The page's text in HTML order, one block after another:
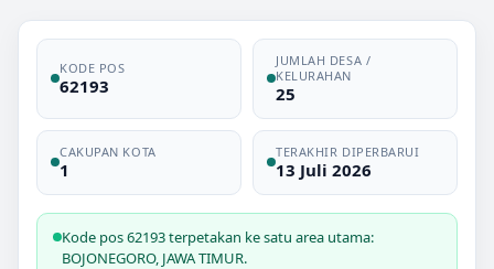
KODE POS
62193
JUMLAH DESA /
KELURAHAN
25
CAKUPAN KOTA
1
TERAKHIR DIPERBARUI
13 Juli 2026
Kode pos 62193 terpetakan ke satu area utama:
BOJONEGORO, JAWA TIMUR.